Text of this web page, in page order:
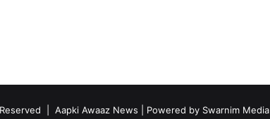
Reserved |Aapki Awaaz News | Powered by Swarnim Media